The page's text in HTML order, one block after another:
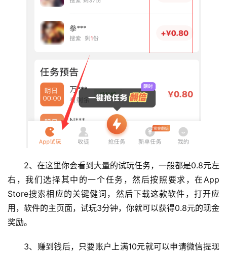
赚
A
P
登录 注册
2、在这里你会看到大量的试玩任务，一般都是0.8元左
右，我们选择其中的一个任务，然后按照要求，在App
Store搜索相应的关键健词，然后下载这款软件，打开应
用，软件的主页面，试玩3分钟，你就可以获得0.8元的现金
奖励。
3、赚到钱后，只要账户上满10元就可以申请微信提现